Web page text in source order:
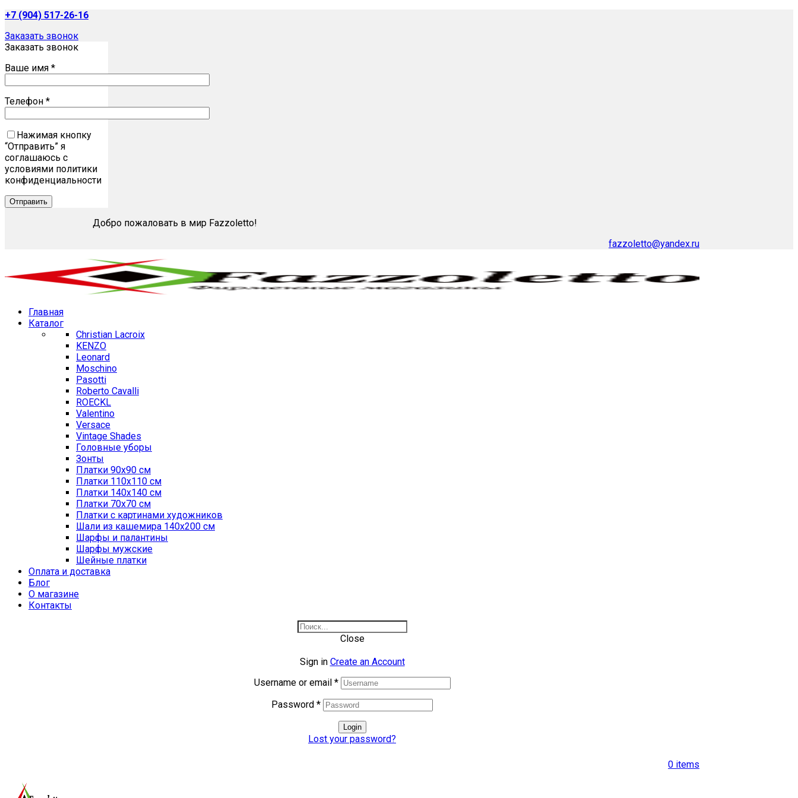
+7 (904) 517-26-16
Заказать звонок
Заказать звонок
Ваше имя *
Телефон *
Нажимая кнопку
“Отправить” я
соглашаюсь с
условиями политики
конфиденциальности
Добро пожаловать в мир Fazzoletto!
fazzoletto@yandex.ru
Главная
Каталог
Christian Lacroix
KENZO
Leonard
Moschino
Pasotti
Roberto Cavalli
ROECKL
Valentino
Versace
Vintage Shades
Головные уборы
Зонты
Платки 90х90 см
Платки 110х110 см
Платки 140х140 см
Платки 70х70 см
Платки с картинами художников
Шали из кашемира 140х200 см
Шарфы и палантины
Шарфы мужские
Шейные платки
Оплата и доставка
Блог
О магазине
Контакты
Close
Sign in Create an Account
Username or email *
Password *
Login
Lost your password?
0 items